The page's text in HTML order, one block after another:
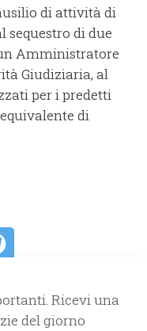
di attività di
sequestro di due
Amministratore
Giudiziaria, al
per i predetti
di
Ricevi una
del giorno